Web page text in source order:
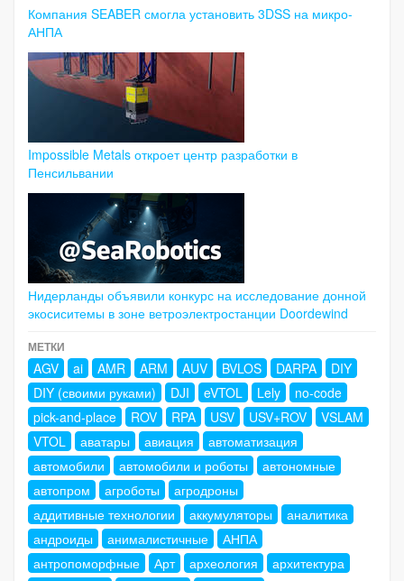
Компания SEABER смогла установить 3DSS на микро-
АНПА
Impossible Metals откроет центр разработки в
Пенсильвании
Нидерланды объявили конкурс на исследование донной
экосиситемы в зоне ветроэлектростанции Doordewind
МЕТКИ
AGV ai AMR ARM AUV BVLOS DARPA
DIY
DIY (своими руками)
DJI eVTOL Lely
no-code
pick-and-place
ROV RPA USV USV+ROV
VSLAM
VTOL
аватары авиация
автоматизация
автомобили
автомобили и роботы
автономные
автопром
агроботы
агродроны
аддитивные технологии
аккумуляторы
аналитика
андроиды
анималистичные
АНПА
антропоморфные
Арт археология
архитектура